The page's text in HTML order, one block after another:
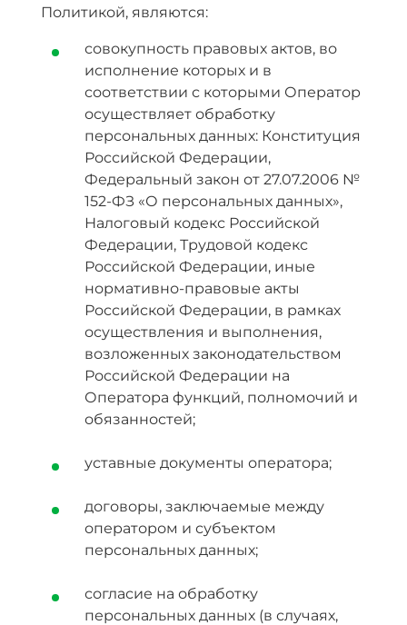
Политикой, являются:
совокупность правовых актов, во
исполнение которых и в
соответствии с которыми Оператор
осуществляет обработку
персональных данных: Конституция
Российской Федерации,
Федеральный закон от 27.07.2006 №
152-ФЗ «О персональных данных»,
Налоговый кодекс Российской
Федерации, Трудовой кодекс
Российской Федерации, иные
нормативно-правовые акты
Российской Федерации, в рамках
осуществления и выполнения,
возложенных законодательством
Российской Федерации на
Оператора функций, полномочий и
обязанностей;
уставные документы оператора;
договоры, заключаемые между
оператором и субъектом
персональных данных;
согласие на обработку
персональных данных (в случаях,